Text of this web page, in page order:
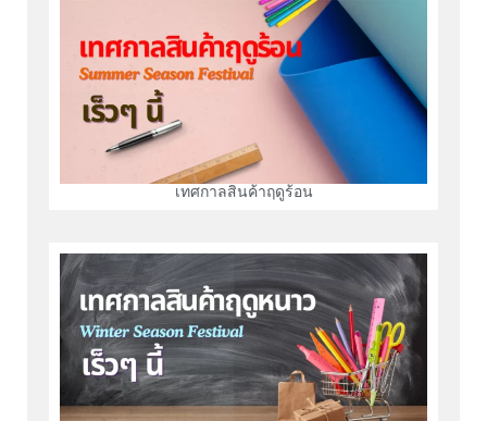
เทศกาลสินค้าฤดูร้อน